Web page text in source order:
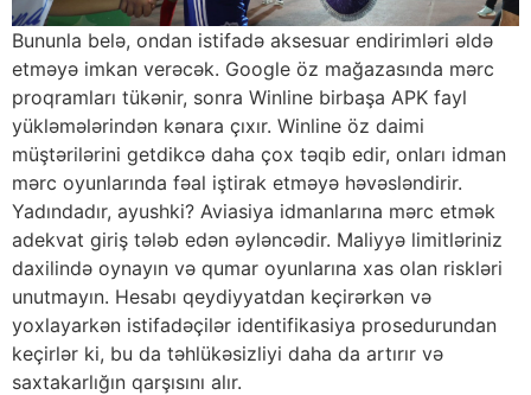
Bununla belə, ondan istifadə aksesuar endirimləri əldə
etməyə imkan verəcək. Google öz mağazasında mərc
proqramları tükənir, sonra Winline birbaşa APK fayl
yükləmələrindən kənara çıxır. Winline öz daimi
müştərilərini getdikcə daha çox təqib edir, onları idman
mərc oyunlarında fəal iştirak etməyə həvəsləndirir.
Yadındadır, ayushki? Aviasiya idmanlarına mərc etmək
adekvat giriş tələb edən əyləncədir. Maliyyə limitləriniz
daxilində oynayın və qumar oyunlarına xas olan riskləri
unutmayın. Hesabı qeydiyyatdan keçirərkən və
yoxlayarkən istifadəçilər identifikasiya prosedurundan
keçirlər ki, bu da təhlükəsizliyi daha da artırır və
saxtakarlığın qarşısını alır.